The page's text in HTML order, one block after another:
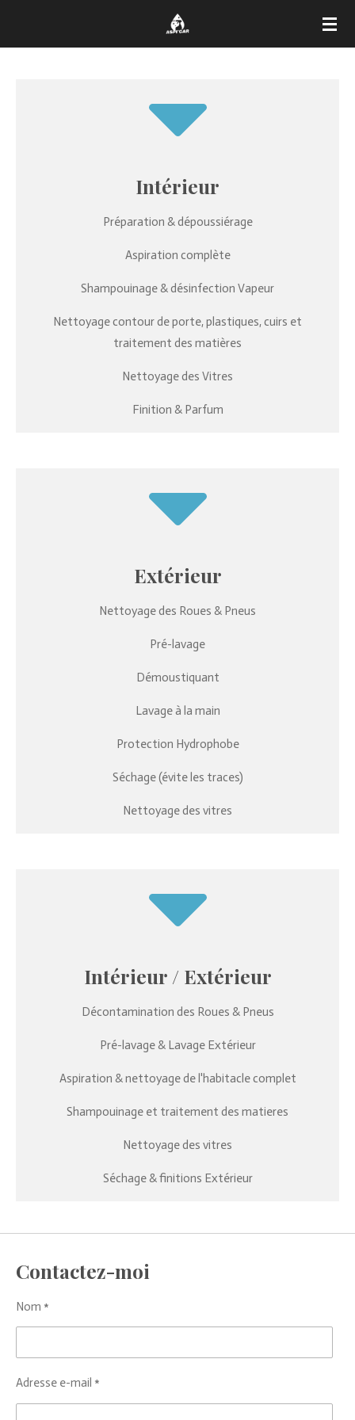
Intérieur
Préparation & dépoussiérage
Aspiration complète
Shampouinage & désinfection Vapeur
Nettoyage contour de porte, plastiques, cuirs et
traitement des matières
Nettoyage des Vitres
Finition & Parfum
Extérieur
Nettoyage des Roues & Pneus
Pré-lavage
Démoustiquant
Lavage à la main
Protection Hydrophobe
Séchage (évite les traces)
Nettoyage des vitres
Intérieur / Extérieur
Décontamination des Roues & Pneus
Pré-lavage & Lavage Extérieur
Aspiration & nettoyage de l'habitacle complet
Shampouinage et traitement des matieres
Nettoyage des vitres
Séchage & finitions Extérieur
Contactez-moi
Nom *
Adresse e-mail *